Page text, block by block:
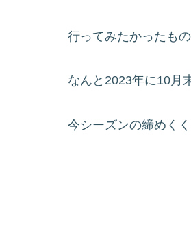
行ってみたかったも
なんと2023年に10月
今シーズンの締めく